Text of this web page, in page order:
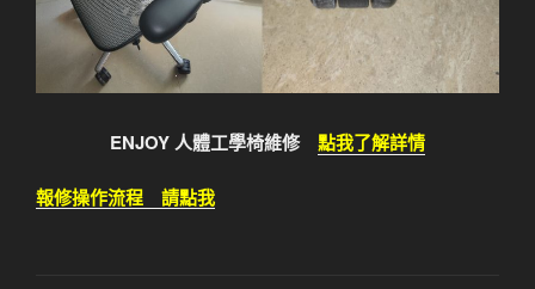
ENJOY 人體工學椅維修 點我了解詳情
報修操作流程 請點我